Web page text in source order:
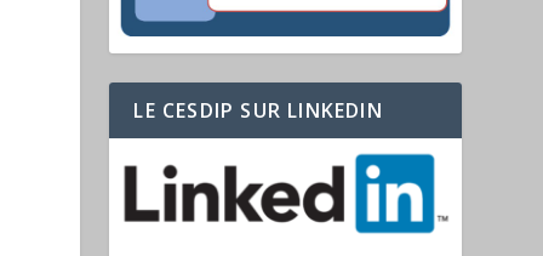
LE CESDIP SUR LINKEDIN